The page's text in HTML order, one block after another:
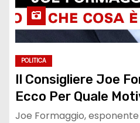
POLITICA
Il Consigliere Joe
Ecco Per Quale
Joe Formaggio,